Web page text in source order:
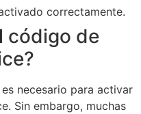
correctamente.
código de
necesario para activar
Sin embargo, muchas